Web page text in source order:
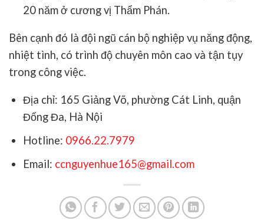
20 năm ở cương vị Thẩm Phán.
Bên cạnh đó là đội ngũ cán bộ nghiệp vụ năng động,
nhiệt tình, có trình độ chuyên môn cao và tận tụy
trong công việc.
Địa chỉ: 165 Giảng Võ, phường Cát Linh, quận
Đống Đa, Hà Nội
Hotline: 0966.22.7979
Email: ccnguyenhue165@gmail.com